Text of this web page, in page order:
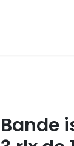
Bande